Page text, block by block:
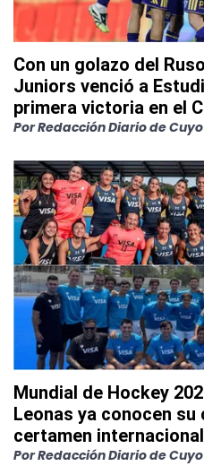
Con un golazo del
Juniors venció a
primera victoria en el
PorRedacción Diario de Cuyo
Mundial de Hockey
Leonas ya conocen su
certamen internacional
PorRedacción Diario de Cuyo